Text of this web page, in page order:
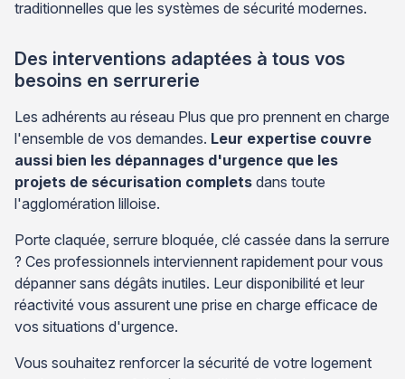
traditionnelles que les systèmes de sécurité modernes.
Des interventions adaptées à tous vos
besoins en serrurerie
Les adhérents au réseau Plus que pro prennent en charge
l'ensemble de vos demandes. Leur expertise couvre
aussi bien les dépannages d'urgence que les
projets de sécurisation complets dans toute
l'agglomération lilloise.
Porte claquée, serrure bloquée, clé cassée dans la serrure
? Ces professionnels interviennent rapidement pour vous
dépanner sans dégâts inutiles. Leur disponibilité et leur
réactivité vous assurent une prise en charge efficace de
vos situations d'urgence.
Vous souhaitez renforcer la sécurité de votre logement